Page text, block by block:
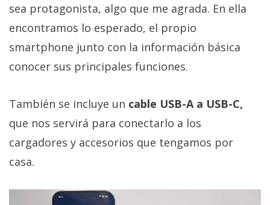
sea protagonista, algo que me agrada. En ella
encontramos lo esperado, el propio
smartphone junto con la información básica
conocer sus principales funciones.
También se incluye un cable USB-A a USB-C,
que nos servirá para conectarlo a los
cargadores y accesorios que tengamos por
casa.